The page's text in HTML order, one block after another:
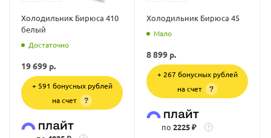
Холодильник Бирюса 410
белый
Достаточно
19 699 р.
+ 591 бонусных рублей
на счет
?
Холодильник Бирюса 45
Мало
8 899 р.
+ 267 бонусных рублей
на счет
?
по 2225 ₽ ?